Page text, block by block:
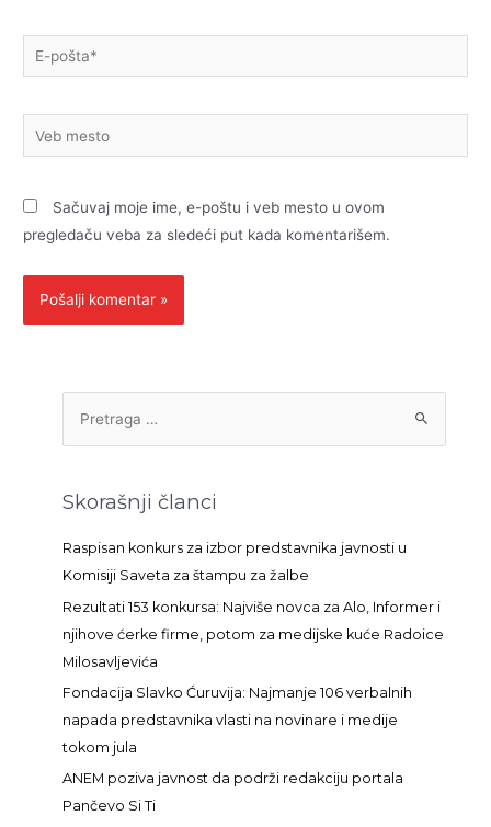
E-
pošta*
Veb
mesto
Sačuvaj moje ime, e-poštu i veb mesto u ovom
pregledaču veba za sledeći put kada komentarišem.
r
a
g
Skorašnji članci
Raspisan konkurs za izbor predstavnika javnosti u
Komisiji Saveta za štampu za žalbe
Rezultati 153 konkursa: Najviše novca za Alo, Informer i
njihove ćerke firme, potom za medijske kuće Radoice
Milosavljevića
Fondacija Slavko Ćuruvija: Najmanje 106 verbalnih
napada predstavnika vlasti na novinare i medije
tokom jula
ANEM poziva javnost da podrži redakciju portala
Pančevo Si Ti